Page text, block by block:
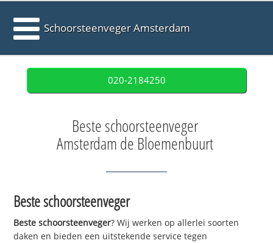
Schoorsteenveger Amsterdam
020-2184250
Beste schoorsteenveger
Amsterdam de Bloemenbuurt
Beste schoorsteenveger
Beste schoorsteenveger? Wij werken op allerlei soorten
daken en bieden een uitstekende service tegen